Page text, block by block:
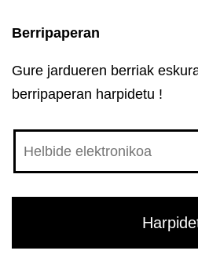
Berripaperan
Gure jardueren berriak
berripaperan harpidetu !